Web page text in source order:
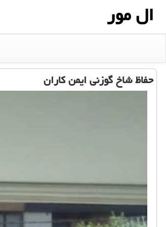
ال مور
حفاظ شاخ گوزنی ایمن كاران